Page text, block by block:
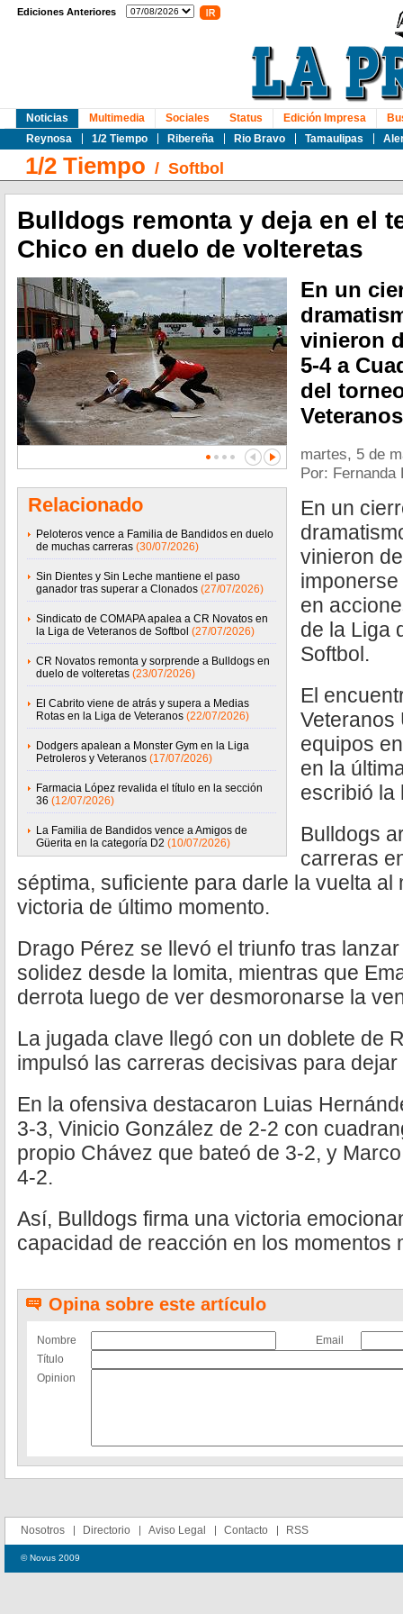
Ediciones Anteriores
Noticias
Reynosa
1/2 Tiempo Ribereña Rio Bravo Tamaulipas
Multimedia Sociales Status Edición Impresa
1/2 Tiempo / Softbol
Bulldogs remonta y deja en el
Chico en duelo de volteretas
Relacionado
Peloteros vence a Familia de Bandidos en duelo
de muchas carreras (30/07/2026)
Sin Dientes y Sin Leche mantiene el paso
ganador tras superar a Clonados (27/07/2026)
Sindicato de COMAPA apalea a CR Novatos en
la Liga de Veteranos de Softbol (27/07/2026)
CR Novatos remonta y sorprende a Bulldogs en
duelo de volteretas (23/07/2026)
El Cabrito viene de atrás y supera a Medias
Rotas en la Liga de Veteranos (22/07/2026)
Dodgers apalean a Monster Gym en la Liga
Petroleros y Veteranos (17/07/2026)
Farmacia López revalida el título en la sección
36 (12/07/2026)
La Familia de Bandidos vence a Amigos de
Güerita en la categoría D2 (10/07/2026)
En un
vinieron
5-4 a
del
martes, 5 de
Por: Fernanda
En un
vinieron
en
de la Liga
Softbol.
El
Veteranos
equipos
en la
escribió la
Bulldogs
carreras
séptima, suficiente para darle la vuelta
victoria de último momento.
Drago Pérez se llevó el triunfo tras
solidez desde la lomita, mientras que
derrota luego de ver desmoronarse la
La jugada clave llegó con un doblete de
impulsó las carreras decisivas para
En la ofensiva destacaron Luias
3-3, Vinicio González de 2-2 con
propio Chávez que bateó de 3-2, y
4-2.
Así, Bulldogs firma una victoria
capacidad de reacción en los momentos
Opina sobre este artículo
Nombre
Email
Título
Opinion
Nosotros Directorio Aviso Legal Contacto RSS
© Novus 2009